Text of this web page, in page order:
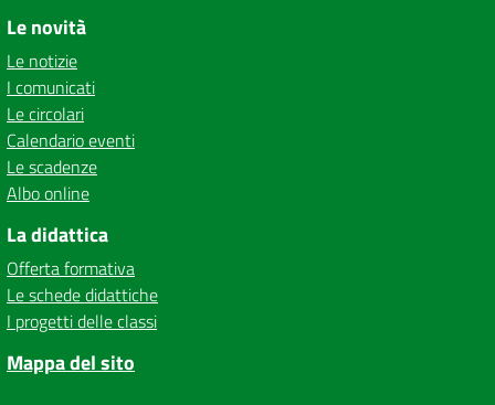
Le novità
Le notizie
I comunicati
Le circolari
Calendario eventi
Le scadenze
Albo online
La didattica
Offerta formativa
Le schede didattiche
I progetti delle classi
Mappa del sito